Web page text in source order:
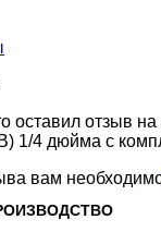
оставил отзыв на
1/4 дюйма с
вам